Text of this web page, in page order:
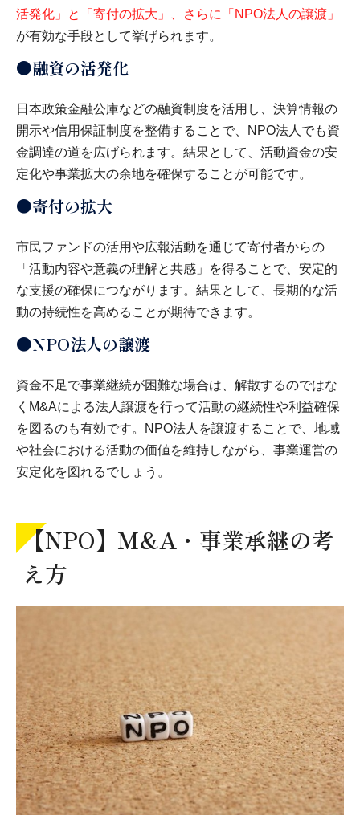
活発化」と「寄付の拡大」、さらに「NPO法人の譲渡」
が有効な手段として挙げられます。
●融資の活発化
日本政策金融公庫などの融資制度を活用し、決算情報の
開示や信用保証制度を整備することで、NPO法人でも資
金調達の道を広げられます。結果として、活動資金の安
定化や事業拡大の余地を確保することが可能です。
●寄付の拡大
市民ファンドの活用や広報活動を通じて寄付者からの
「活動内容や意義の理解と共感」を得ることで、安定的
な支援の確保につながります。結果として、長期的な活
動の持続性を高めることが期待できます。
●NPO法人の譲渡
資金不足で事業継続が困難な場合は、解散するのではな
くM&Aによる法人譲渡を行って活動の継続性や利益確保
を図るのも有効です。NPO法人を譲渡することで、地域
や社会における活動の価値を維持しながら、事業運営の
安定化を図れるでしょう。
【NPO】M&A・事業承継の考
え方